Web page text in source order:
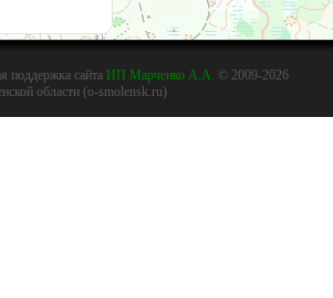
поддержка сайта ИП Марченко А.А. © 2009-2026
области (o-smolensk.ru)